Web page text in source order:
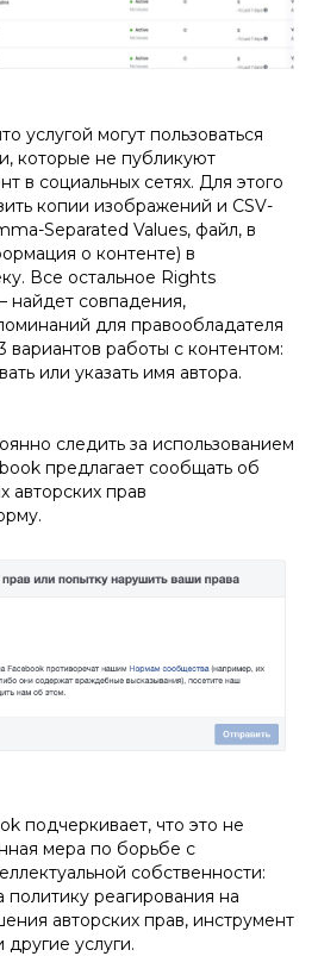
услугой могут пользоваться
которые не публикуют
в социальных сетях. Для этого
копии изображений и CSV-
Separated Values, файл, в
о контенте) в
Все остальное Rights
найдет совпадения,
для правообладателя
работы с контентом:
или указать имя автора.
следить за использованием
предлагает сообщать об
авторских прав
подчеркивает, что это не
мера по борьбе с
собственности:
политику реагирования на
авторских прав, инструмент
услуги.